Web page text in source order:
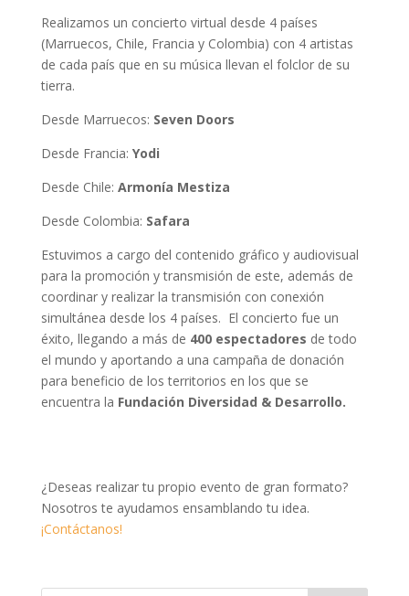
Realizamos un concierto virtual desde 4 países
(Marruecos, Chile, Francia y Colombia) con 4 artistas
de cada país que en su música llevan el folclor de su
tierra.
Desde Marruecos: Seven Doors
Desde Francia: Yodi
Desde Chile: Armonía Mestiza
Desde Colombia: Safara
Estuvimos a cargo del contenido gráfico y audiovisual
para la promoción y transmisión de este, además de
coordinar y realizar la transmisión con conexión
simultánea desde los 4 países. El concierto fue un
éxito, llegando a más de 400 espectadores de todo
el mundo y aportando a una campaña de donación
para beneficio de los territorios en los que se
encuentra la Fundación Diversidad & Desarrollo.
¿Deseas realizar tu propio evento de gran formato?
Nosotros te ayudamos ensamblando tu idea.
¡Contáctanos!